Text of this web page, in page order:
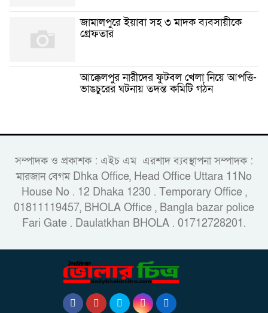
জামালপুরে ইয়াবা সহ ৩ মাদক ব্যবসায়ীকে
গ্রেফতার
আক্কেলপুর নারীদের ফুটবল খেলা নিয়ে আপত্তি-
ভাঙচুরের ঘটনায় তদন্ত কমিটি গঠন
সম্পাদক ও প্রকাশক : এইচ এম এরশাদ ব্যবস্থাপনা সম্পাদক :
মারজান বেগম Dhka Office, Head Office Uttara 11No
House No . 12 Dhaka 1230 . Temporary Office ,
01811119457, BHOLA Office , Bangla bazar police
Fari Gate . Daulatkhan BHOLA . 01712728201.